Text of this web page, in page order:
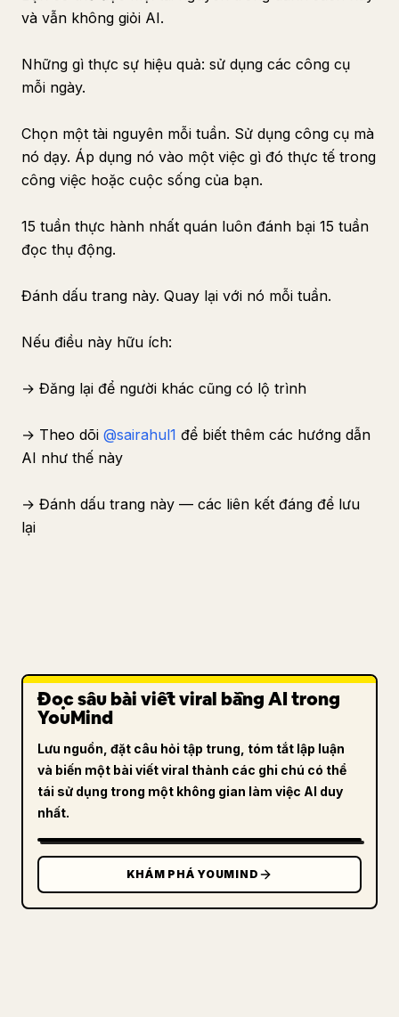
và vẫn không giỏi AI.
Những gì thực sự hiệu quả: sử dụng các công cụ
mỗi ngày.
Chọn một tài nguyên mỗi tuần. Sử dụng công cụ mà
nó dạy. Áp dụng nó vào một việc gì đó thực tế trong
công việc hoặc cuộc sống của bạn.
15 tuần thực hành nhất quán luôn đánh bại 15 tuần
đọc thụ động.
Đánh dấu trang này. Quay lại với nó mỗi tuần.
Nếu điều này hữu ích:
→ Đăng lại để người khác cũng có lộ trình
→ Theo dõi @sairahul1 để biết thêm các hướng dẫn
AI như thế này
→ Đánh dấu trang này — các liên kết đáng để lưu
lại
Đọc sâu bài viết viral bằng AI trong
YouMind
Lưu nguồn, đặt câu hỏi tập trung, tóm tắt lập luận
và biến một bài viết viral thành các ghi chú có thể
tái sử dụng trong một không gian làm việc AI duy
nhất.
KHÁM PHÁ YOUMIND